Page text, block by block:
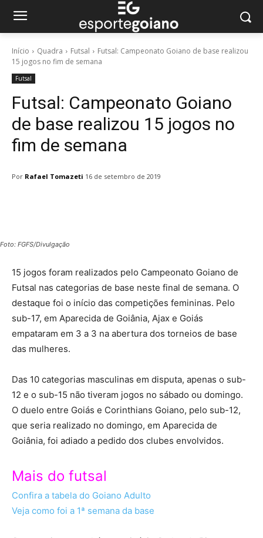
Início Quadra Futsal
Futsal: Campeonato Goiano de base realizou
15 jogos no fim de semana
Futsal
Futsal: Campeonato Goiano
de base realizou 15 jogos no
fim de semana
Por Rafael Tomazeti 16 de setembro de 2019
Foto: FGFS/Divulgação
15 jogos foram realizados pelo Campeonato Goiano de
Futsal nas categorias de base neste final de semana. O
destaque foi o início das competições femininas. Pelo
sub-17, em Aparecida de Goiânia, Ajax e Goiás
empataram em 3 a 3 na abertura dos torneios de base
das mulheres.
Das 10 categorias masculinas em disputa, apenas o sub-
12 e o sub-15 não tiveram jogos no sábado ou domingo.
O duelo entre Goiás e Corinthians Goiano, pelo sub-12,
que seria realizado no domingo, em Aparecida de
Goiânia, foi adiado a pedido dos clubes envolvidos.
Mais do futsal
Confira a tabela do Goiano Adulto
Veja como foi a 1ª semana da base